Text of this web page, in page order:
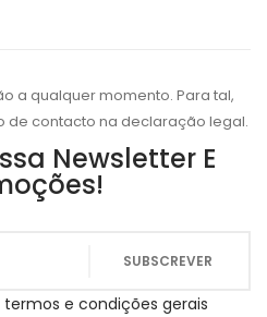
a qualquer momento. Para tal,
de contacto na declaração legal.
Newsletter E
e condições gerais